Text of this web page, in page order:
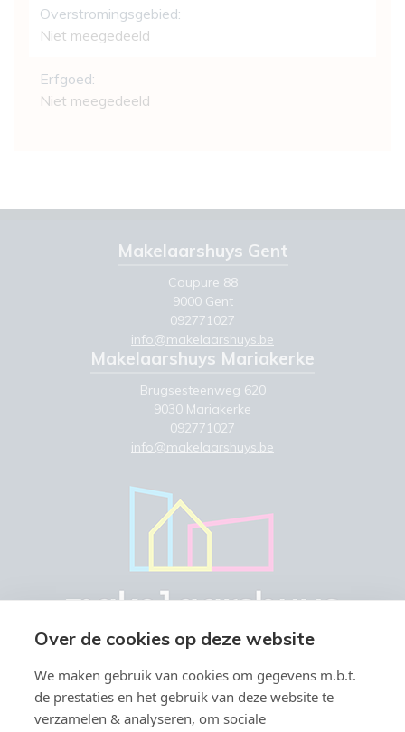
Overstromingsgebied:
Niet meegedeeld
Erfgoed:
Niet meegedeeld
Makelaarshuys Gent
Coupure 88
9000 Gent
092771027
info@makelaarshuys.be
Makelaarshuys Mariakerke
Brugsesteenweg 620
9030 Mariakerke
092771027
info@makelaarshuys.be
Over de cookies op deze website
We maken gebruik van cookies om gegevens m.b.t.
de prestaties en het gebruik van deze website te
verzamelen & analyseren, om sociale